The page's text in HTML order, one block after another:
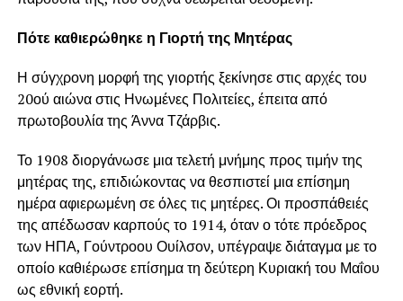
Πότε καθιερώθηκε η Γιορτή της Μητέρας
Η σύγχρονη μορφή της γιορτής ξεκίνησε στις αρχές του
20ού αιώνα στις Ηνωμένες Πολιτείες, έπειτα από
πρωτοβουλία της Άννα Τζάρβις.
Το 1908 διοργάνωσε μια τελετή μνήμης προς τιμήν της
μητέρας της, επιδιώκοντας να θεσπιστεί μια επίσημη
ημέρα αφιερωμένη σε όλες τις μητέρες. Οι προσπάθειές
της απέδωσαν καρπούς το 1914, όταν ο τότε πρόεδρος
των ΗΠΑ, Γούντροου Ουίλσον, υπέγραψε διάταγμα με το
οποίο καθιέρωσε επίσημα τη δεύτερη Κυριακή του Μαΐου
ως εθνική εορτή.